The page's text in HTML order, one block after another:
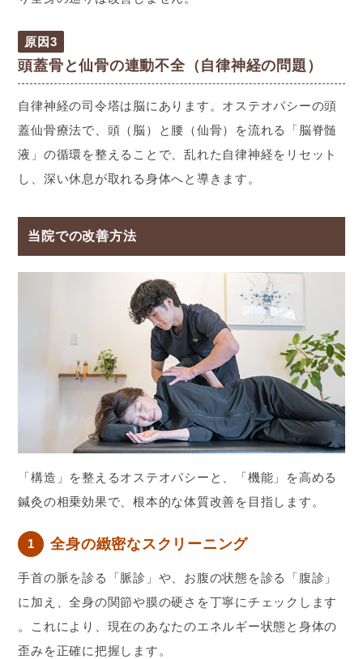
原因3
頭蓋骨と仙骨の連動不全（自律神経の問題）
自律神経の司令塔は脳にあります。オステオパシーの頭
蓋仙骨療法で、頭（脳）と腰（仙骨）を流れる「脳脊髄
液」の循環を整えることで、乱れた自律神経をリセット
し、深い休息が取れる身体へと導きます。
当院での改善方法
「構造」を整えるオステオパシーと、「機能」を高める
鍼灸の相乗効果で、根本的な体質改善を目指します。
1 全身の緻密なスクリーニング
手首の脈を診る「脈診」や、お腹の状態を診る「腹診」
に加え、全身の関節や膜の硬さを丁寧にチェックします
。これにより、現在のあなたのエネルギー状態と身体の
歪みを正確に把握します。